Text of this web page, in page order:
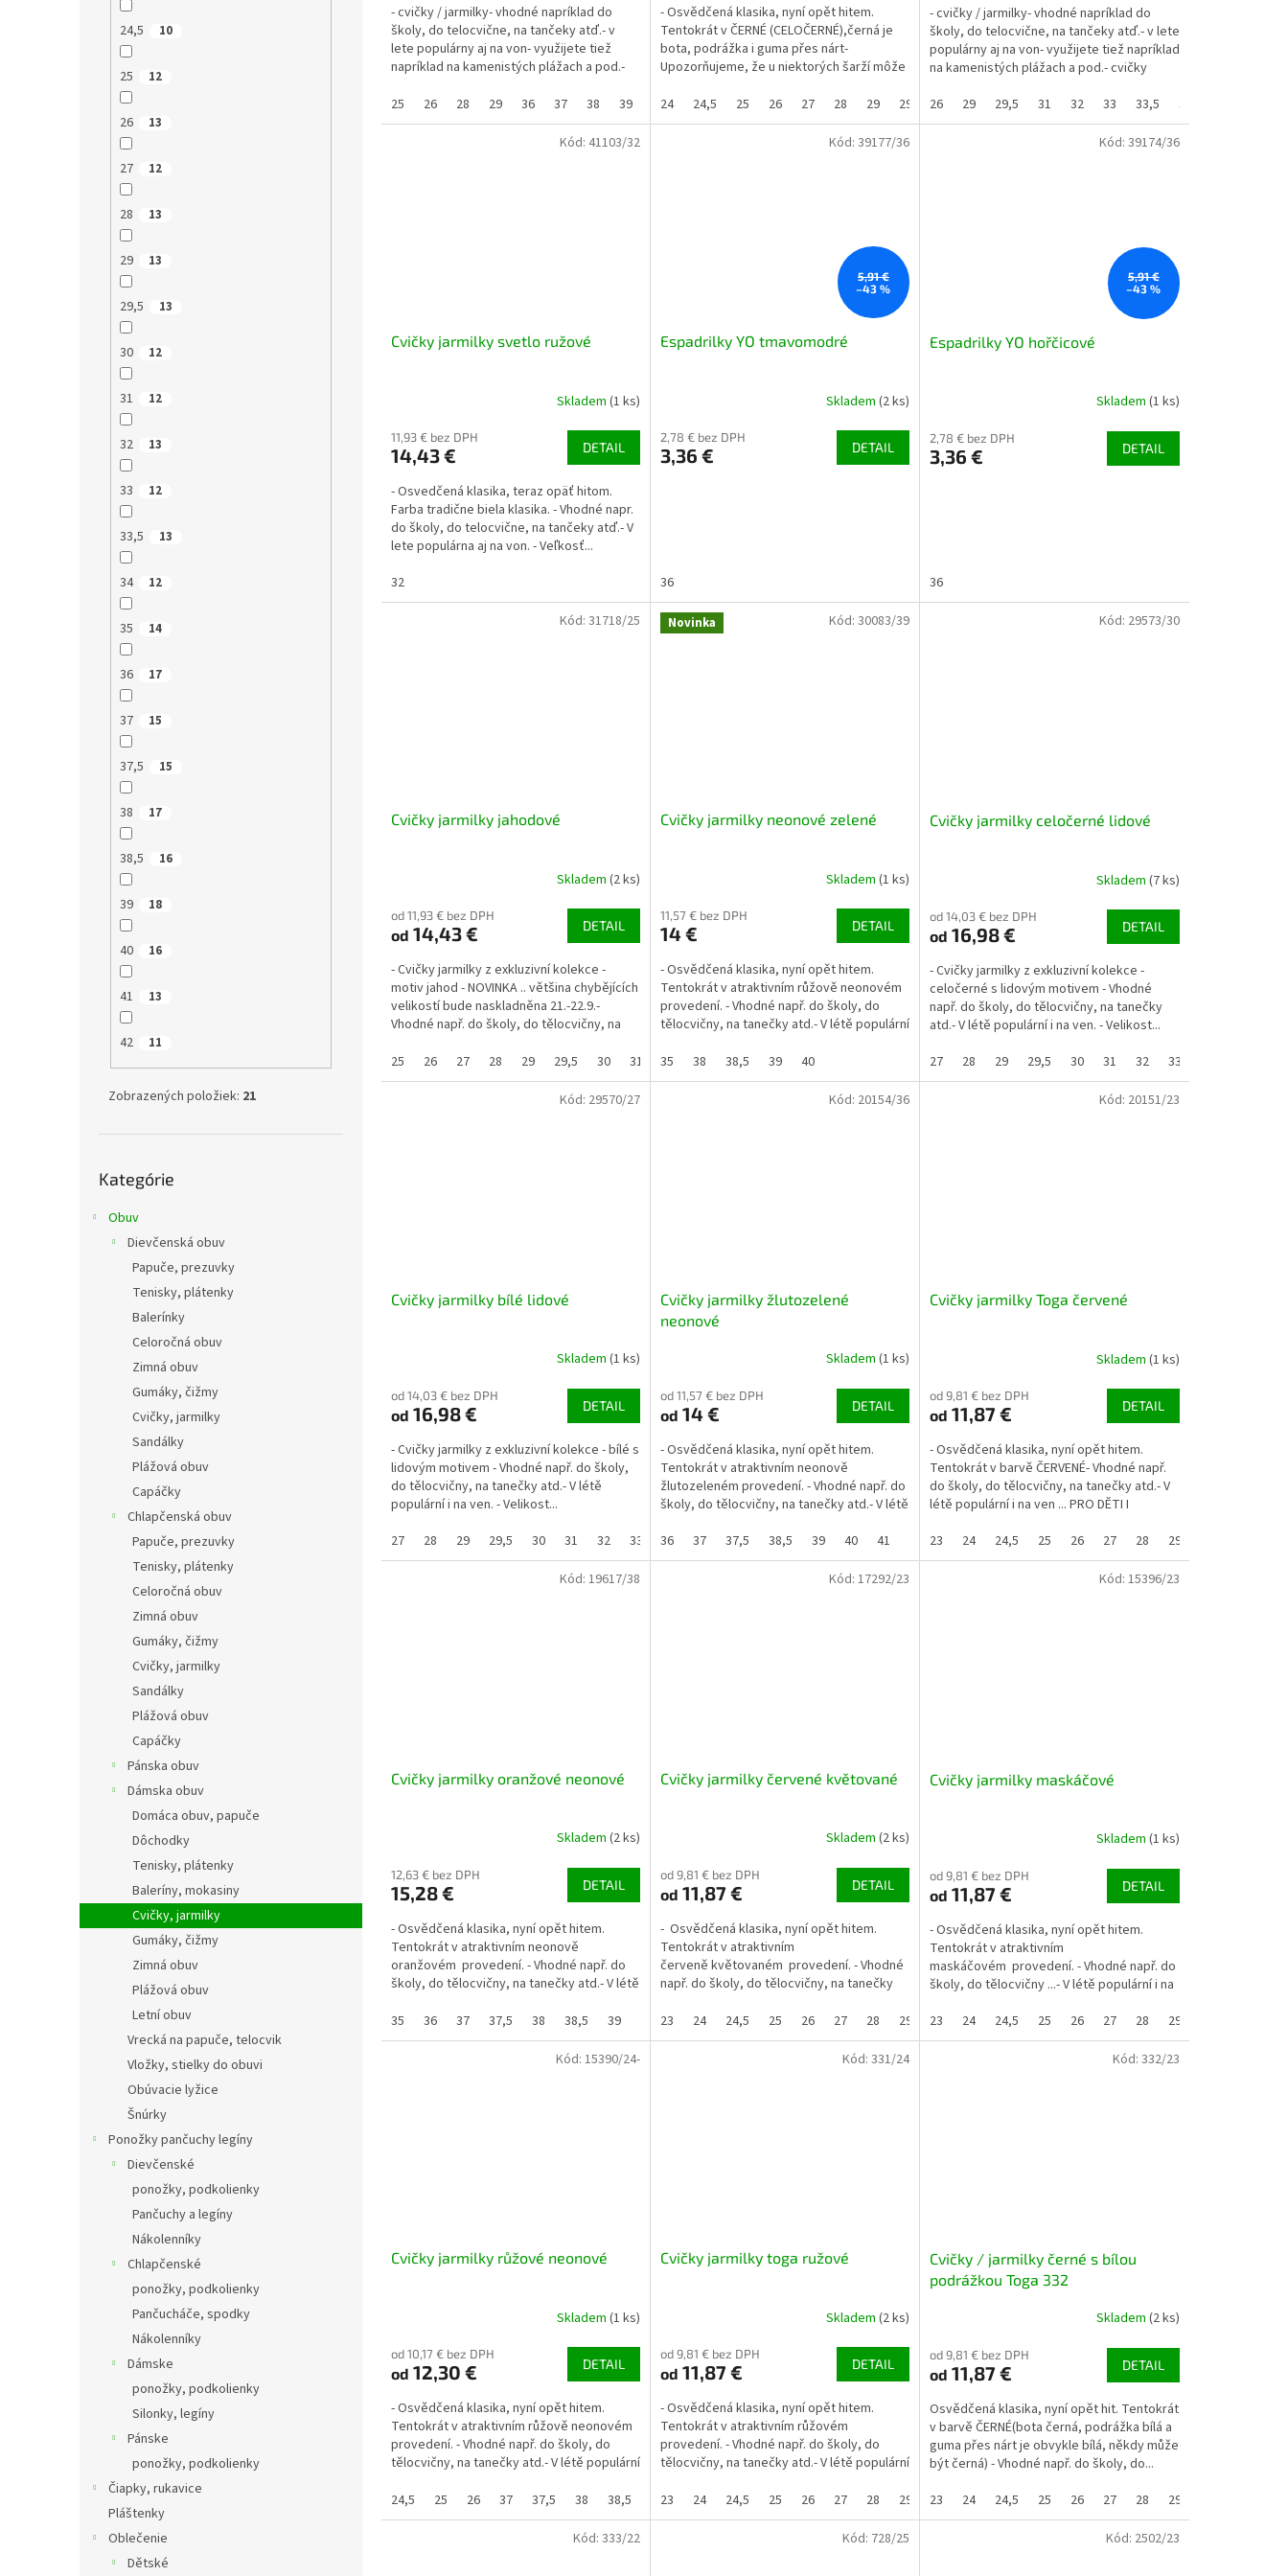
24,5 10
25 12
26 13
27 12
28 13
29 13
29,5 13
30 12
31 12
32 13
33 12
33,5 13
34 12
35 14
36 17
37 15
37,5 15
38 17
38,5 16
39 18
40 16
41 13
42 11
Zobrazených položiek: 21
kategórie
Kategórie
Obuv
Dievčenská obuv
Papuče, prezuvky
Tenisky, plátenky
Balerínky
Celoročná obuv
Zimná obuv
Gumáky, čižmy
Cvičky, jarmilky
Sandálky
Plážová obuv
Capáčky
Chlapčenská obuv
Papuče, prezuvky
Tenisky, plátenky
Celoročná obuv
Zimná obuv
Gumáky, čižmy
Cvičky, jarmilky
Sandálky
Plážová obuv
Capáčky
Pánska obuv
Dámska obuv
Domáca obuv, papuče
Dôchodky
Tenisky, plátenky
Baleríny, mokasiny
Cvičky, jarmilky
Gumáky, čižmy
Zimná obuv
Plážová obuv
Letní obuv
Vrecká na papuče, telocvik
Vložky, stielky do obuvi
Obúvacie lyžice
Šnúrky
Ponožky pančuchy legíny
Dievčenské
ponožky, podkolienky
Pančuchy a legíny
Nákolenníky
Chlapčenské
ponožky, podkolienky
Pančucháče, spodky
Nákolenníky
Dámske
ponožky, podkolienky
Silonky, legíny
Pánske
ponožky, podkolienky
Čiapky, rukavice
Pláštenky
Oblečenie
Dětské
- cvičky / jarmilky- vhodné napríklad do
školy, do telocvične, na tančeky atď.- v
lete populárny aj na von- využijete tiež
napríklad na kamenistých plážach a pod.-
25
26 28 29 36 37 38 39
- Osvědčená klasika, nyní opět hitem.
Tentokrát v ČERNÉ (CELOČERNÉ),černá je
bota, podrážka i guma přes nárt-
Upozorňujeme, že u niektorých šarží môže
24
24,5 25 26 27 28 29 29,5 30 31 32 33 33,5 34 35
- cvičky / jarmilky- vhodné napríklad do
školy, do telocvične, na tančeky atď.- v lete
populárny aj na von- využijete tiež napríklad
na kamenistých plážach a pod.- cvičky
26
29 29,5 31 32 33 33,5 37,5
Cvičky jarmilky svetlo ružové
Skladem (1 ks)
11,93 € bez DPH
14,43 € DETAIL
- Osvedčená klasika, teraz opäť hitom.
Farba tradične biela klasika. - Vhodné napr.
do školy, do telocvične, na tančeky atď.- V
lete populárna aj na von. - Veľkosť...
32
Kód: 41103/32
5,91 €
–43 %
Espadrilky YO tmavomodré
Skladem (2 ks)
2,78 € bez DPH
3,36 € DETAIL
36
Kód: 39177/36
5,91 €
–43 %
Espadrilky YO hořčicové
Skladem (1 ks)
2,78 € bez DPH
3,36 € DETAIL
36
Kód: 39174/36
Cvičky jarmilky jahodové
Skladem (2 ks)
od 11,93 € bez DPH
od 14,43 € DETAIL
- Cvičky jarmilky z exkluzivní kolekce -
motiv jahod - NOVINKA .. většina chybějících
velikostí bude naskladněna 21.-22.9.-
Vhodné např. do školy, do tělocvičny, na
25
26 27 28 29 29,5 30 31 32 33 33,5 34 35 38,5 39
Kód: 31718/25 Novinka
Cvičky jarmilky neonové zelené
Skladem (1 ks)
11,57 € bez DPH
14 € DETAIL
- Osvědčená klasika, nyní opět hitem.
Tentokrát v atraktivním růžově neonovém
provedení. - Vhodné např. do školy, do
tělocvičny, na tanečky atd.- V létě populární
35
38 38,5 39 40
Kód: 30083/39
Cvičky jarmilky celočerné lidové
Skladem (7 ks)
od 14,03 € bez DPH
od 16,98 € DETAIL
- Cvičky jarmilky z exkluzivní kolekce -
celočerné s lidovým motivem - Vhodné
např. do školy, do tělocvičny, na tanečky
atd.- V létě populární i na ven. - Velikost...
27
28 29 29,5 30 31 32 33
Kód: 29573/30
Cvičky jarmilky bílé lidové
Skladem (1 ks)
od 14,03 € bez DPH
od 16,98 € DETAIL
- Cvičky jarmilky z exkluzivní kolekce - bílé s
lidovým motivem - Vhodné např. do školy,
do tělocvičny, na tanečky atd.- V létě
populární i na ven. - Velikost...
27
28 29 29,5 30 31 32 33 33,5 34 35 36 37 37,5 38 38,5 39 40
Kód: 29570/27
Cvičky jarmilky žlutozelené
neonové
Skladem (1 ks)
od 11,57 € bez DPH
od 14 € DETAIL
- Osvědčená klasika, nyní opět hitem.
Tentokrát v atraktivním neonově
žlutozeleném provedení. - Vhodné např. do
školy, do tělocvičny, na tanečky atd.- V létě
36
37 37,5 38,5 39 40 41
Kód: 20154/36
Cvičky jarmilky Toga červené
Skladem (1 ks)
od 9,81 € bez DPH
od 11,87 € DETAIL
- Osvědčená klasika, nyní opět hitem.
Tentokrát v barvě ČERVENÉ- Vhodné např.
do školy, do tělocvičny, na tanečky atd.- V
létě populární i na ven ... PRO DĚTI I
23
24 24,5 25 26 27 28 29
Kód: 20151/23
Cvičky jarmilky oranžové neonové
Skladem (2 ks)
12,63 € bez DPH
15,28 € DETAIL
- Osvědčená klasika, nyní opět hitem.
Tentokrát v atraktivním neonově
oranžovém provedení. - Vhodné např. do
školy, do tělocvičny, na tanečky atd.- V létě
35
36 37 37,5 38 38,5 39
Kód: 19617/38
Cvičky jarmilky červené květované
Skladem (2 ks)
od 9,81 € bez DPH
od 11,87 € DETAIL
- Osvědčená klasika, nyní opět hitem.
Tentokrát v atraktivním
červeně květovaném provedení. - Vhodné
např. do školy, do tělocvičny, na tanečky
23
24 24,5 25 26 27 28 29 29,5 30 31 32 33 33,5 34
Kód: 17292/23
Cvičky jarmilky maskáčové
Skladem (1 ks)
od 9,81 € bez DPH
od 11,87 € DETAIL
- Osvědčená klasika, nyní opět hitem.
Tentokrát v atraktivním
maskáčovém provedení. - Vhodné např. do
školy, do tělocvičny ...- V létě populární i na
23
24 24,5 25 26 27 28 29,5
Kód: 15396/23
Cvičky jarmilky růžové neonové
Skladem (1 ks)
od 10,17 € bez DPH
od 12,30 € DETAIL
- Osvědčená klasika, nyní opět hitem.
Tentokrát v atraktivním růžově neonovém
provedení. - Vhodné např. do školy, do
tělocvičny, na tanečky atd.- V létě populární
24,5
25 26 37 37,5 38 38,5 39 40 42
Kód: 15390/24-
Cvičky jarmilky toga ružové
Skladem (2 ks)
od 9,81 € bez DPH
od 11,87 € DETAIL
- Osvědčená klasika, nyní opět hitem.
Tentokrát v atraktivním růžovém
provedení. - Vhodné např. do školy, do
tělocvičny, na tanečky atd.- V létě populární
23
24 24,5 25 26 27 28 29 29,5 30 31 32 33 33,5 34
Kód: 331/24
Cvičky / jarmilky černé s bílou
podrážkou Toga 332
Skladem (2 ks)
od 9,81 € bez DPH
od 11,87 € DETAIL
Osvědčená klasika, nyní opět hit. Tentokrát
v barvě ČERNÉ(bota černá, podrážka bílá a
guma přes nárt je obvykle bílá, někdy může
být černá) - Vhodné např. do školy, do...
23
24 24,5 25 26 27 28 29
Kód: 332/23
Kód: 333/22 Kód: 728/25 Kód: 2502/23